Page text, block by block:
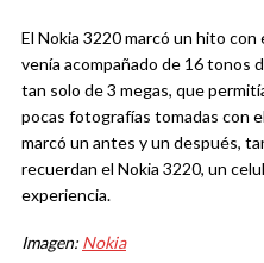
El Nokia 3220 marcó un hito
venía acompañado de 16 tonos
tan solo de 3 megas, que
pocas fotografías tomadas con
marcó un antes y un después,
recuerdan el Nokia 3220, un
experiencia.
Imagen: Nokia